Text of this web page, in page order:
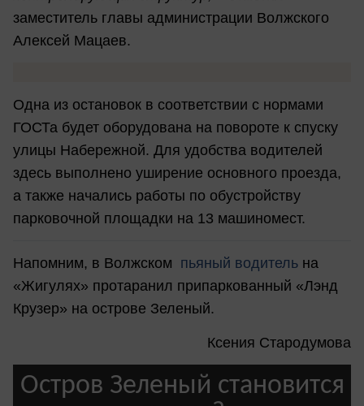
заместитель главы администрации Волжского
Алексей Мацаев.
Одна из остановок в соответствии с нормами
ГОСТа будет оборудована на повороте к спуску
улицы Набережной. Для удобства водителей
здесь выполнено уширение основного проезда,
а также начались работы по обустройству
парковочной площадки на 13 машиномест.
Напомним, в Волжском пьяный водитель на
«Жигулях» протаранил припаркованный «Лэнд
Крузер» на острове Зеленый.
Ксения Стародумова